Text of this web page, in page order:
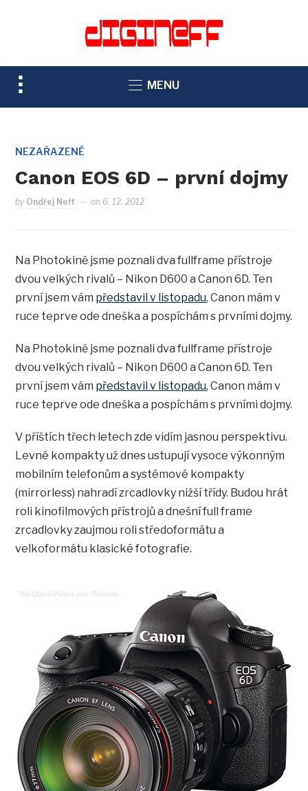
TOGGLE
SIDEBAR
NAVIGATION
MENU
NEZAŘAZENÉ
Canon EOS 6D – první dojmy
by Ondřej Neff on 6. 12. 2012
Na Photokině jsme poznali dva fullframe přístroje
dvou velkých rivalů – Nikon D600 a Canon 6D. Ten
první jsem vám představil v listopadu, Canon mám v
ruce teprve ode dneška a pospíchám s prvními dojmy.
Na Photokině jsme poznali dva fullframe přístroje
dvou velkých rivalů – Nikon D600 a Canon 6D. Ten
první jsem vám představil v listopadu, Canon mám v
ruce teprve ode dneška a pospíchám s prvními dojmy.
V příštích třech letech zde vidím jasnou perspektivu.
Levné kompakty už dnes ustupují vysoce výkonným
mobilním telefonům a systémové kompakty
(mirrorless) nahradí zrcadlovky nižší třídy. Budou hrát
roli kinofilmových přístrojů a dnešní full frame
zrcadlovky zaujmou roli středoformátu a
velkoformátu klasické fotografie.